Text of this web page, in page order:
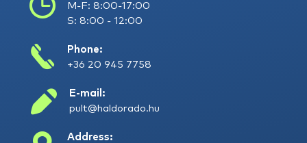
M-F: 8:00-17:00
S: 8:00 - 12:00
Phone:
+36 20 945 7758
E-mail:
pult@haldorado.hu
Address: